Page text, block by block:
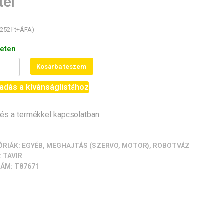
252Ft+ÁFA)
Kosárba teszem
a kívánságlistához
a termékkel kapcsolatban
EGYÉB, MEGHAJTÁS (SZERVO, MOTOR), ROBOTVÁZ
TAVIR
T87671